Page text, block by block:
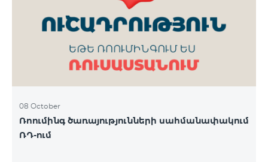
ԿՈՍՄՈ 3 TV փաթեթը․ Ինտերնետ. Մինչև 50 Մբիթ/
վ արագություն։ TV. Մինչև 80 TV ալիք՝ TeamTv
Smart հավելվածով Ֆիքսված հեռախոսակապ.
180 րոպե դեպի Team ֆիքսված ցանց։ Սույն
սակագնային փաթեթում ներառվա
08 October
Ռոումինգ ծառայությունների սահմանափակում
ՌԴ-ում